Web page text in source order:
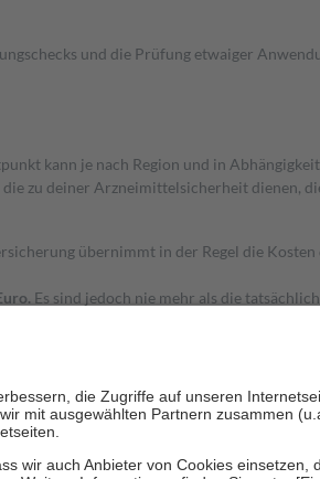
und die Prüfung etwaiger
kann je nach Region und in
zu deiner Arzneimittelsicherheit dienen,
übernimmt in der Regel die
Es sind jedoch nie mehr als die
Zuzahlungen an bei: